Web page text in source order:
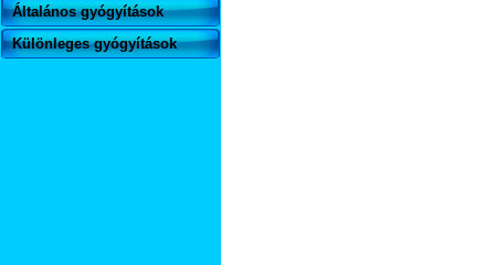
Általános gyógyítások
Különleges gyógyítások